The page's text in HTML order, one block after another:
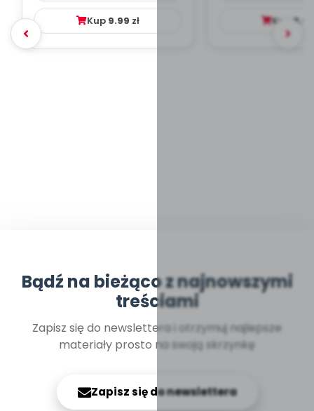
Kup 9.99 zł Kup 9.99
Bądź na bieżąco z najnowszymi
treściami
Zapisz się do newslettera i otrzymuj najlepsze
materiały prosto na swoją skrzynkę
Zapisz się do newslettera